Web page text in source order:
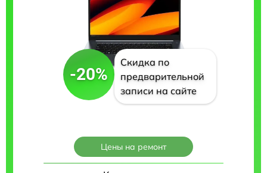
-20%
Скидка по
предварительной
записи на сайте
Цены на ремонт